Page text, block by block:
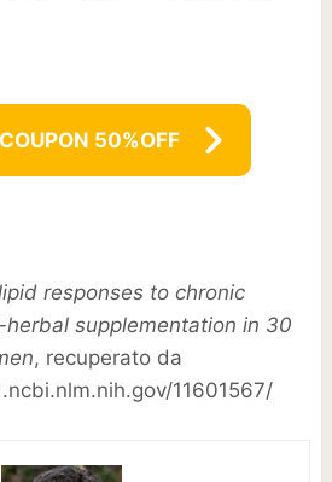
50%OFF
responses to chronic
supplementation in 30
, recuperato da
11601567/